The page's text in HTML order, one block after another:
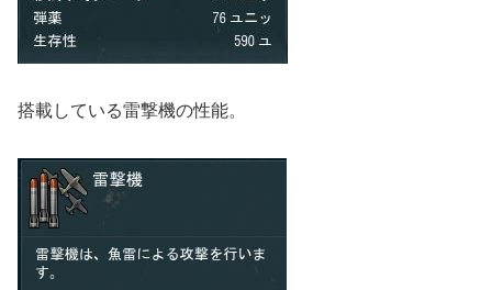
搭載している雷撃機の性能。